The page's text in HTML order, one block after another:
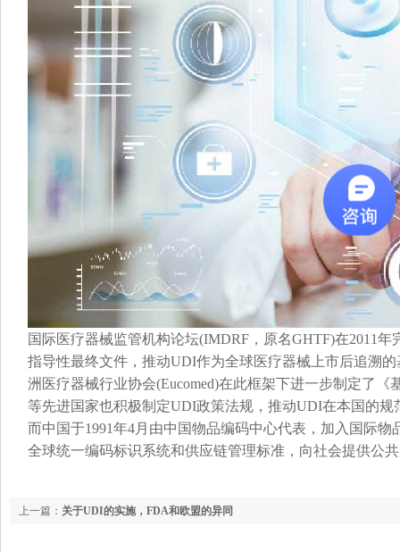
国际医疗器械监管机构论坛(IMDRF，原名GHTF)在2011
指导性最终文件，推动UDI作为全球医疗器械上市后追溯
洲医疗器械行业协会(Eucomed)在此框架下进一步制定了
等先进国家也积极制定UDI政策法规，推动UDI在本国的规
而中国于1991年4月由中国物品编码中心代表，加入国际
全球统一编码标识系统和供应链管理标准，向社会提供公
上一篇： 关于UDI的实施，FDA和欧盟的异同